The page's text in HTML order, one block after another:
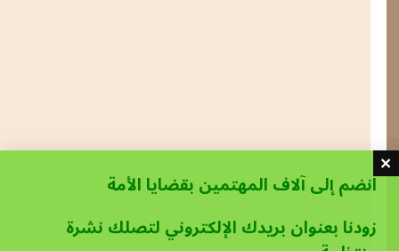
انضم إلى آلاف المهتمين بقضايا الأمة
زودنا بعنوان بريدك الإلكتروني لتصلك نشرة